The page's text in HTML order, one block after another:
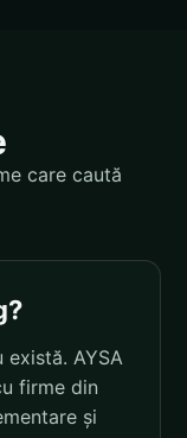
care caută
AYSA
firme din
și